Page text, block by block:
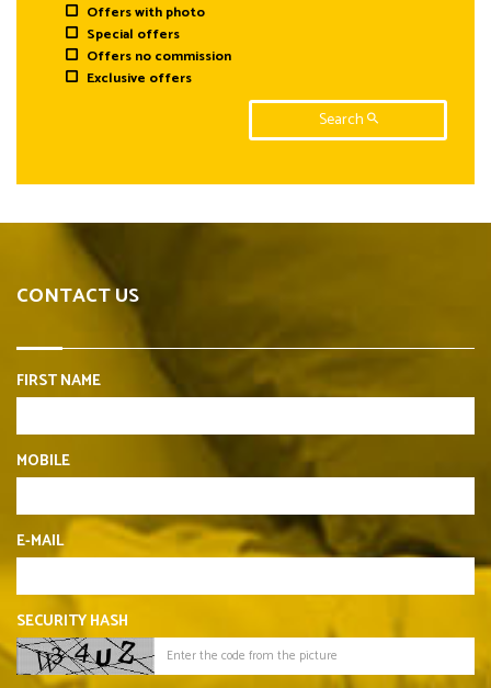
Offers with photo
Special offers
Offers no commission
Exclusive offers
Search
CONTACT US
FIRST NAME
MOBILE
E-MAIL
SECURITY HASH